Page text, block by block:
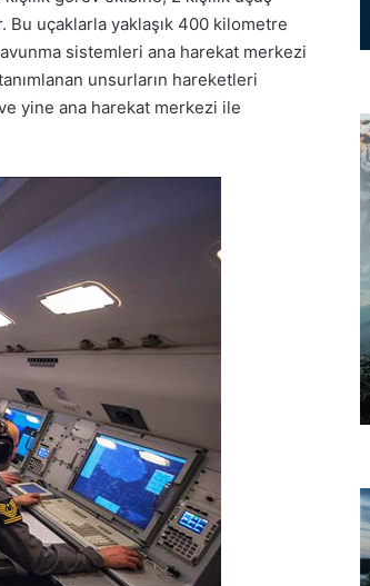
Bu uçaklarla yaklaşık 400 kilometre
sistemleri ana harekat merkezi
unsurların hareketleri
yine ana harekat merkezi ile